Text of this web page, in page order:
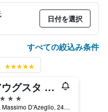
日付を選択
すべての絞込み条件
アウグスタ ルチッラ パレス
星
Via Massimo D'Azeglio, 24, ローマ, イタリア